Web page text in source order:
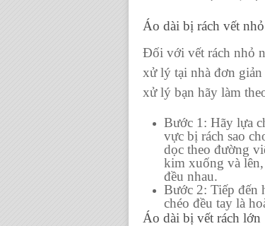
Áo dài bị rách vết nhỏ
Đối với vết rách nhỏ
xử lý tại nhà đơn
xử lý bạn hãy làm
Bước 1: Hãy lựa
vực bị rách sao
dọc theo đường
kim xuống và
đều nhau.
Bước 2: Tiếp đến
chéo đều tay là
Áo dài bị vết rách lớn